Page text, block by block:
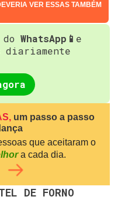
VER ESSAS TAMBÉM
do WhatsApp📱 e
um passo a passo
que aceitaram o
a cada dia.
DE FORNO